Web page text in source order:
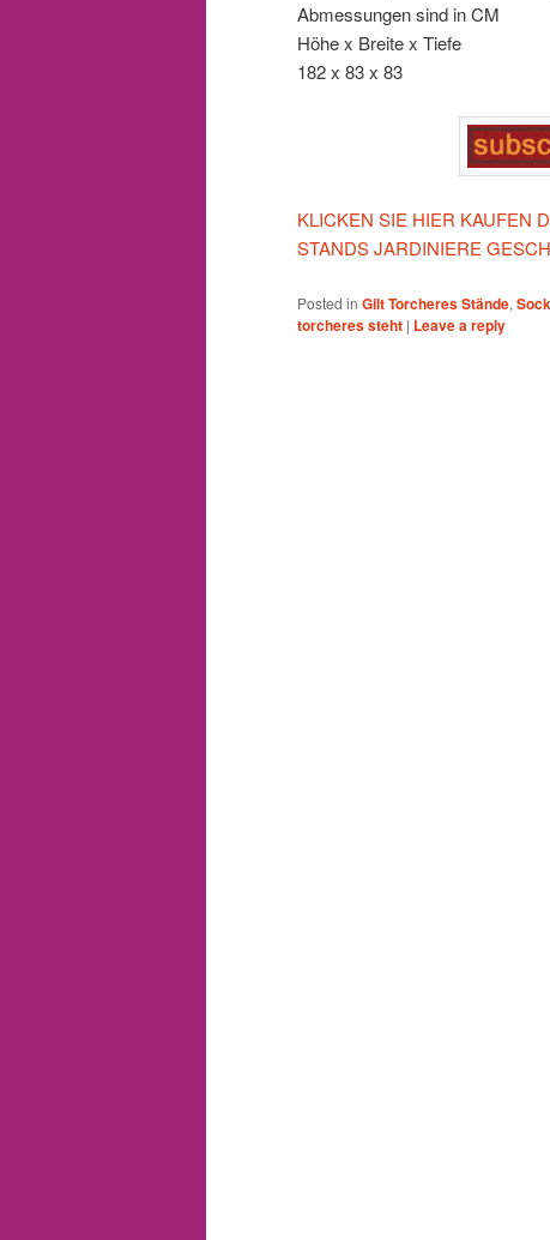
Abmessungen sind in CM
Höhe x Breite x Tiefe
182 x 83 x 83
KLICKEN SIE HIER KAUFEN
STANDS JARDINIERE
Posted in Gilt Torcheres Stände,
torcheres steht | Leave a reply